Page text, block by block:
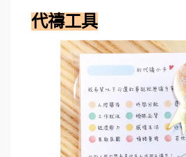
代禱工具